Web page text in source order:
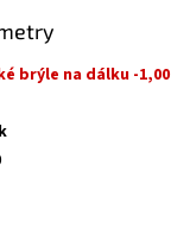
brýle na dálku -1,00